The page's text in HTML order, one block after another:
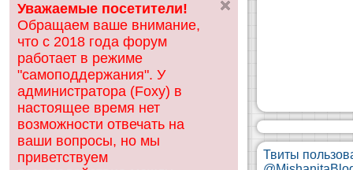
ск
Уважаемые посетители!
Обращаем ваше внимание,
что с 2018 года форум
работает в режиме
"самоподдержания". У
администратора (Foxy) в
настоящее время нет
возможности отвечать на
ваши вопросы, но мы
приветствуем
Твиты